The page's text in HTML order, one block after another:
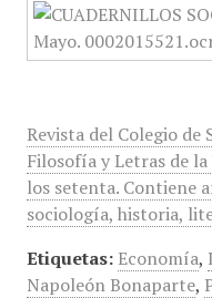
Revista del Colegio de
Filosofía y Letras de la
los setenta. Contiene
sociología, historia,
Etiquetas: Economía,
Napoleón Bonaparte,